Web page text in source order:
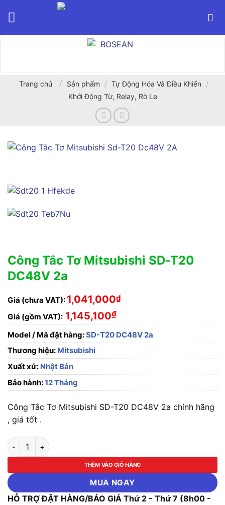
Trang chủ / Sản phẩm / Tự Động Hóa Và Điều Khiển /
Khởi Động Từ, Relay, Rờ Le
Công Tắc Tơ Mitsubishi SD-T20
DC48V 2a
Giá (chưa VAT): 1,041,000₫
Giá (gồm VAT): 1,145,100₫
Model / Mã đặt hàng:SD-T20 DC48V 2a
Thương hiệu: Mitsubishi
Xuất xứ: Nhật Bản
Bảo hành:12 Tháng
Công Tắc Tơ Mitsubishi SD-T20 DC48V 2a chính hãng
, giá tốt .
Công Tắc Tơ Mitsubishi SD-T20 DC48V 2a số lượng
THÊM VÀO GIỎ HÀNG
MUA NGAY
HỖ TRỢ ĐẶT HÀNG/BÁO GIÁ Thứ 2 - Thứ 7 (8h00 -